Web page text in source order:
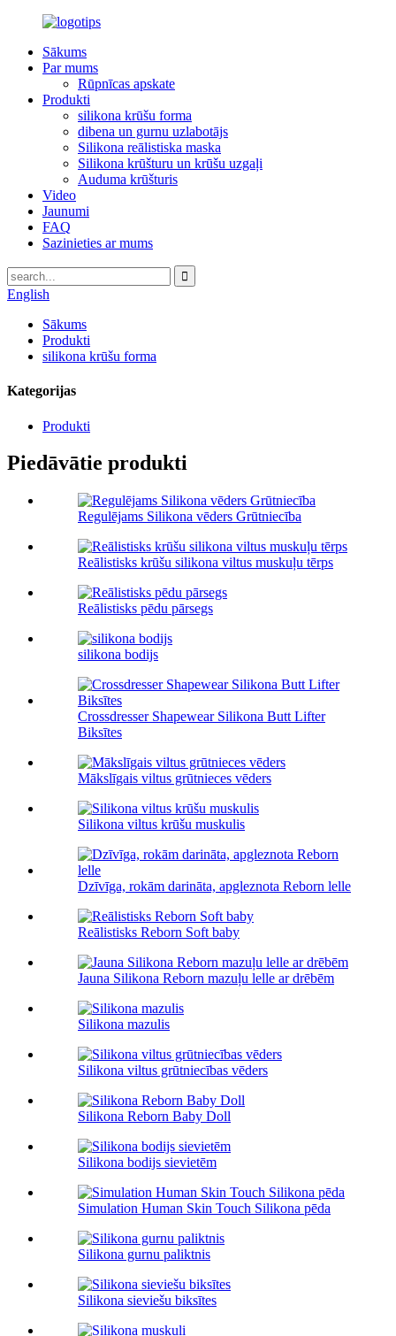
Sākums
Par mums
Rūpnīcas apskate
Produkti
silikona krūšu forma
dibena un gurnu uzlabotājs
Silikona reālistiska maska
Silikona krūšturu un krūšu uzgaļi
Auduma krūšturis
Video
Jaunumi
FAQ
Sazinieties ar mums
English
Sākums
Produkti
silikona krūšu forma
Kategorijas
Produkti
Piedāvātie produkti
Regulējams Silikona vēders Grūtniecība
Reālistisks krūšu silikona viltus muskuļu tērps
Reālistisks pēdu pārsegs
silikona bodijs
Crossdresser Shapewear Silikona Butt Lifter
Biksītes
Mākslīgais viltus grūtnieces vēders
Silikona viltus krūšu muskulis
Dzīvīga, rokām darināta, apgleznota Reborn lelle
Reālistisks Reborn Soft baby
Jauna Silikona Reborn mazuļu lelle ar drēbēm
Silikona mazulis
Silikona viltus grūtniecības vēders
Silikona Reborn Baby Doll
Silikona bodijs sievietēm
Simulation Human Skin Touch Silikona pēda
Silikona gurnu paliktnis
Silikona sieviešu biksītes